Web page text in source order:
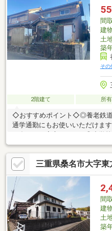
キッチン２か所・風呂２か所・
宅にも変更可能です☆物件の詳
気軽にお問い合わせください！
間
建
土
築
その
2階建て 所
◇おすすめポイント◇◎養老鉄道
通学通勤にもお使いいただけま
うにも安心ですね♪◇周辺環境◇
オンモール桑名店：徒歩約49分
田店：徒歩約44分（約3500ｍ）
歩約23分（約1800ｍ）・ウエル
3300ｍ）・桑名深谷郵便局：徒
深谷支店：徒歩約9分（約650ｍ
三重県桑名市大字
間
建
土
築